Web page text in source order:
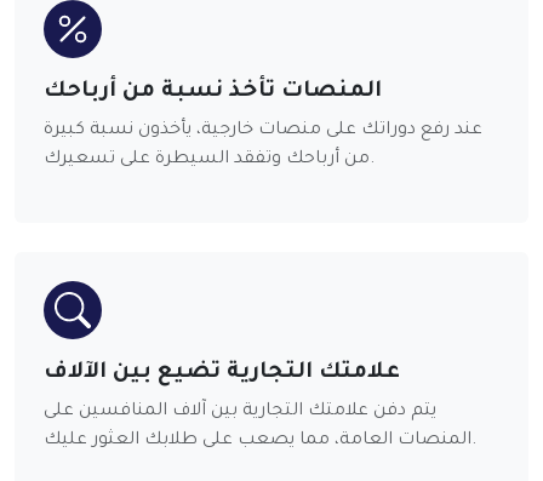
المنصات تأخذ نسبة من أرباحك
عند رفع دوراتك على منصات خارجية، يأخذون نسبة كبيرة
من أرباحك وتفقد السيطرة على تسعيرك.
علامتك التجارية تضيع بين الآلاف
يتم دفن علامتك التجارية بين آلاف المنافسين على
المنصات العامة، مما يصعب على طلابك العثور عليك.